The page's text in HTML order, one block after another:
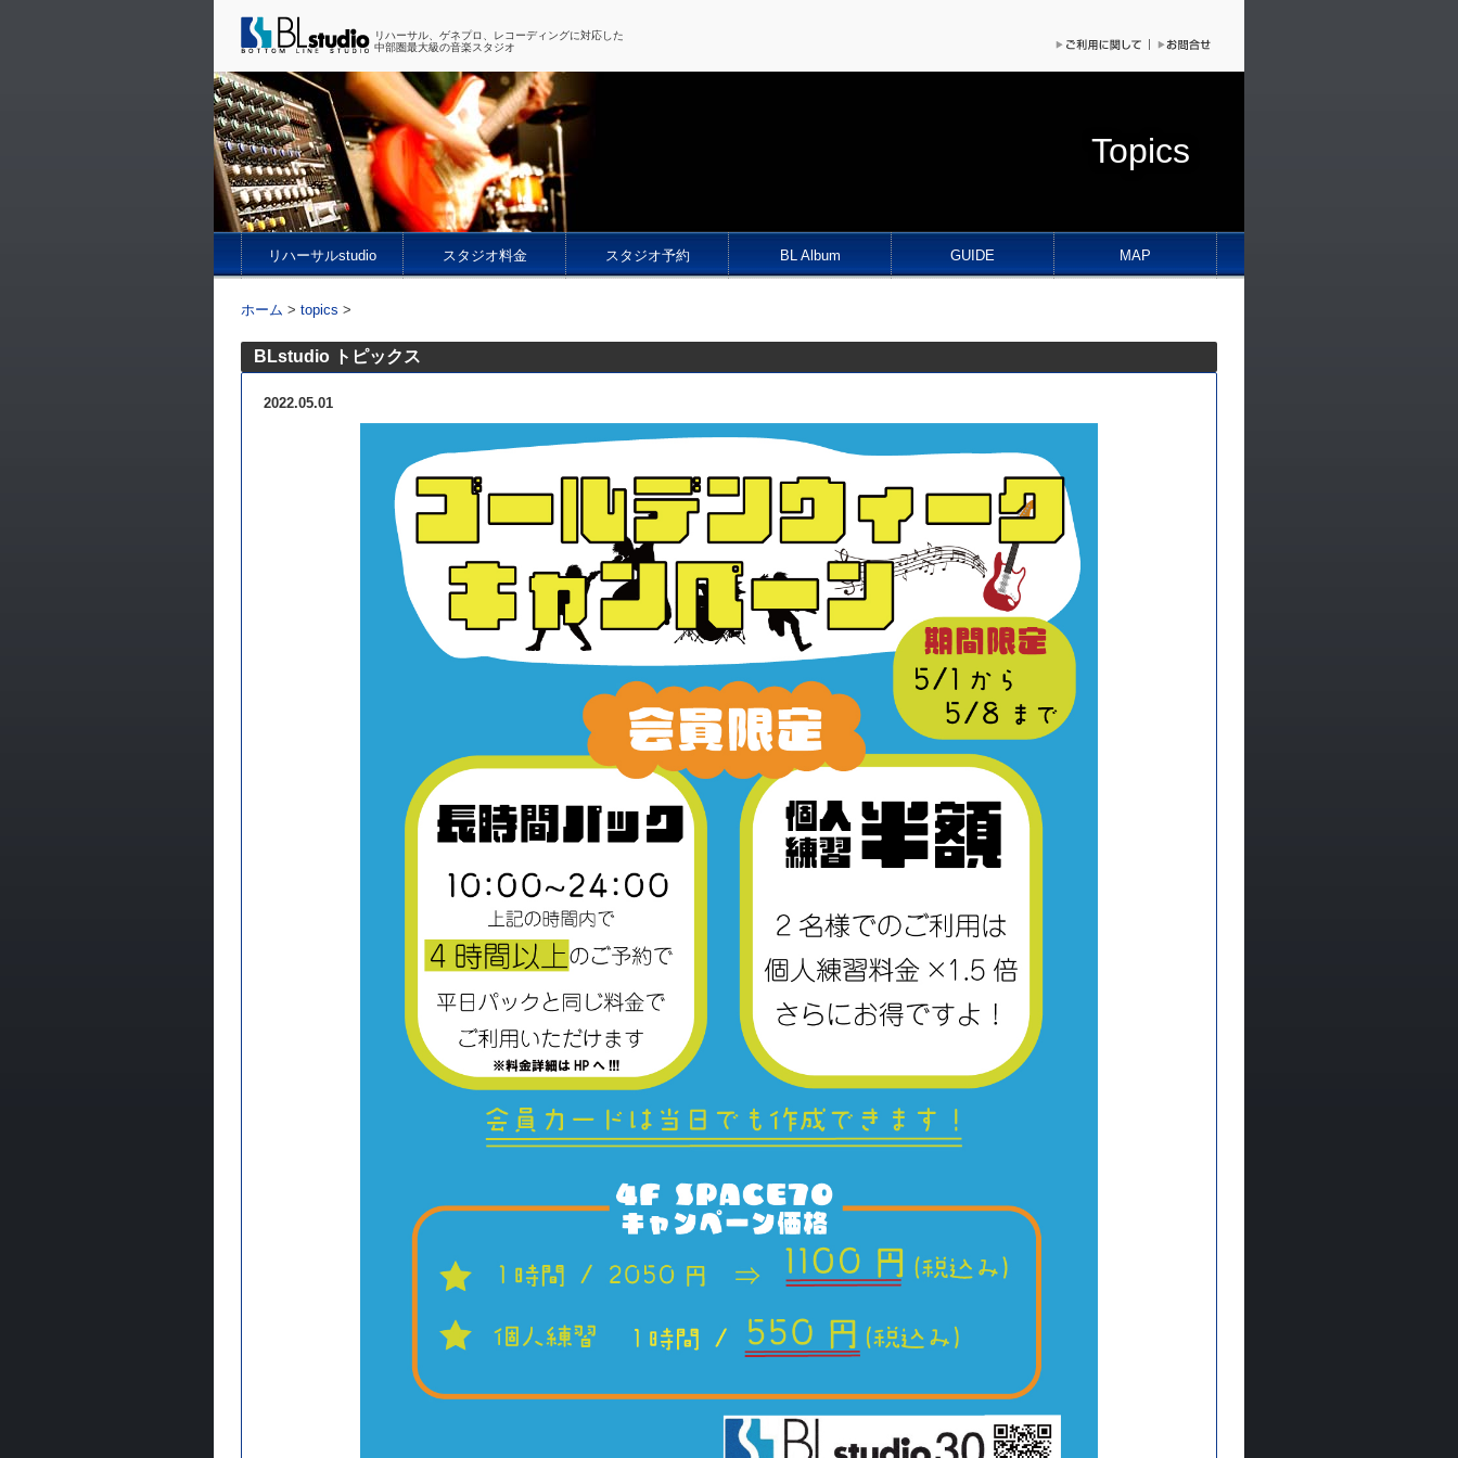
リハーサル、ゲネプロ、レコーディングに対応した
中部圏最大級の音楽スタジオ
Topics
リハーサルstudio スタジオ料金 スタジオ予約 BL Album GUIDE MAP
ホーム > topics >
BLstudio トピックス
2022.05.01